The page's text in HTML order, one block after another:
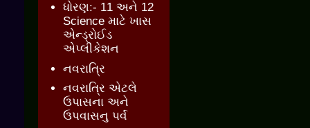
ધોરણ:- 11 અને 12
Science માટે ખાસ
એન્ડ્રોઈડ
એપ્લીકેશન
નવરાત્રિ
નવરાત્રિ એટલે
ઉપાસના અને
ઉપવાસનુ પર્વ